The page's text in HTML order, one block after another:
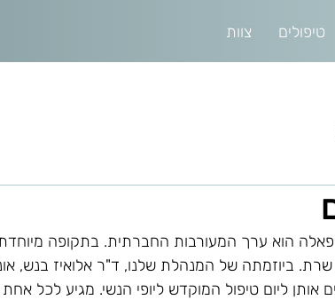
צוות טיפולים
הוא ערך המעורבות החברתית. בתקופה
שרת. ביוזמתה של המנהלת שלנו, ד"ר אלואיז בנש,